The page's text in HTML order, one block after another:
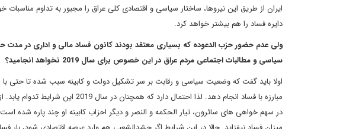
ایران از طریق این نیروها، ساختار سیاسی و اقتصادی کلی عراق را مجبور به تداوم مناسبات
دایره فساد را هم بیشتر خواهد کرد.
ولی عدم حضور حزب الدعوده که بسیاری معتقد بودند کانون فساد مالی و اداری در
سیاسی و مطالبات اجتماعی مردم عراق در این خصوص برای سال 2019 نخواهد انجامید؟
اولا باید گفت که وضعیت سیاسی و رقابت بر سر تشکیل دولت و کابینه سبب شده تا حتی
مبارزه با فساد انجام دهد. لذا
در سهم خواهی های سائرون، تیار الحکمه و النصر و دیگر احزاب کابینه او چند پاره شده